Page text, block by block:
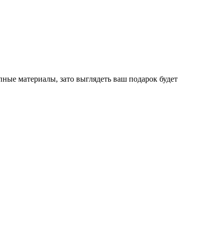
материалы, зато выглядеть ваш подарок будет